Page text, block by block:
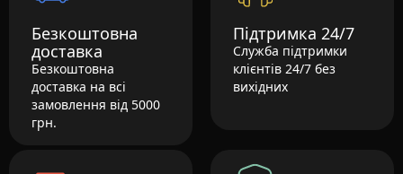
Безкоштовна
доставка
Безкоштовна
доставка на всі
замовлення від 5000
грн.
Підтримка 24/7
Служба підтримки
клієнтів 24/7 без
вихідних